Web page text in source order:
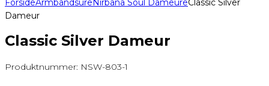
ForsideArmbåndsure Nirbana Soul DameureClassic Silver
Dameur
Classic Silver Dameur
Produktnummer: NSW-803-1